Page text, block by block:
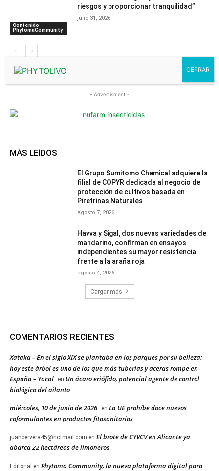
Contenido
PhytomaCommunity
riesgos y proporcionar tranquilidad”
julio 31, 2026
- Advertisment -
MÁS LEÍDOS
El Grupo Sumitomo Chemical adquiere la
filial de COPYR dedicada al negocio de
protección de cultivos basada en
Piretrinas Naturales
agosto 7, 2026
Havva y Sigal, dos nuevas variedades de
mandarino, confirman en ensayos
independientes su mayor resistencia
frente a la araña roja
agosto 4, 2026
Cargar más
COMENTARIOS RECIENTES
Xataka – En el siglo XIX se plantaba en los parques por su belleza:
hoy este árbol es uno de los que más tuberías y aceras rompe en
España – Yacal
en Un ácaro eriófido, potencial agente de control
biológico del ailanto
miércoles, 10 de junio de 2026 en La UE prohíbe doce nuevos
coformulantes en productos fitosanitarios
juancervera45@hotmail.com en El brote de CYVCV en Alicante ya
abarca 22 hectáreas de limoneros
Editorial en Phytoma Community, la nueva plataforma digital para